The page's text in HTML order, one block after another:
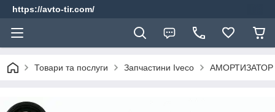
https://avto-tir.com/
Товари та послуги Запчастини Iveco АМОРТИЗАТОР